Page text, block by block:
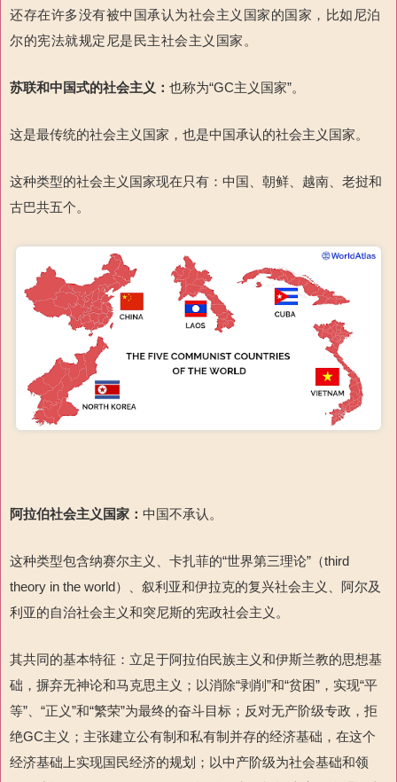
还存在许多没有被中国承认为社会主义国家的国家，比如尼泊
尔的宪法就规定尼是民主社会主义国家。
苏联和中国式的社会主义： 也称为“GC主义国家”。
这是最传统的社会主义国家，也是中国承认的社会主义国家。
这种类型的社会主义国家现在只有：中国、朝鲜、越南、老挝和
古巴共五个。
阿拉伯社会主义 国家 ： 中国不承认。
这种类型包含纳赛尔主义、卡扎菲的“世界第三理论”（third
theory in the world）、叙利亚和伊拉克的复兴社会主义、阿尔及
利亚的自治社会主义和突尼斯的宪政社会主义。
其共同的基本特征：立足于阿拉伯民族主义和伊斯兰教的思想基
础，摒弃无神论和马克思主义；以消除“剥削”和“贫困”，实现“平
等”、“正义”和“繁荣”为最终的奋斗目标；反对无产阶级专政，拒
绝GC主义；主张建立公有制和私有制并存的经济基础，在这个
经济基础上实现国民经济的规划；以中产阶级为社会基础和领